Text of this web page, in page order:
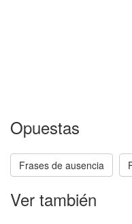
Opuestas
Frases de ausencia
Ver también